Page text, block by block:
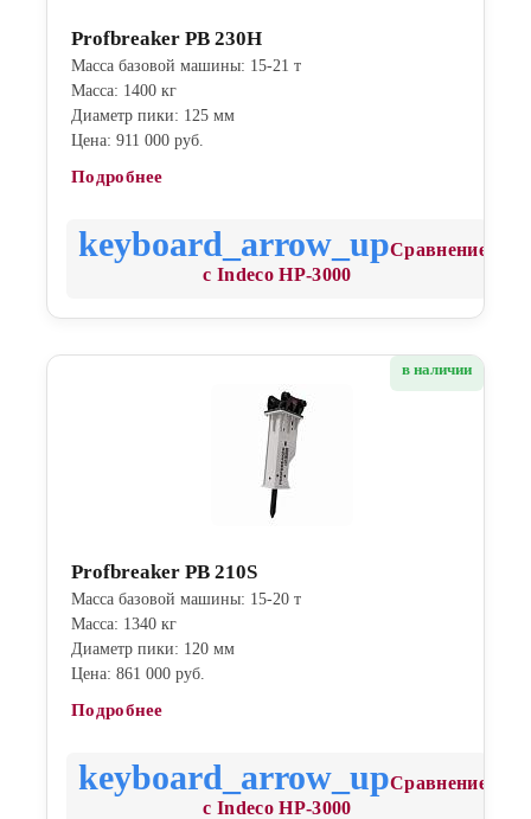
Profbreaker PB 230H
Масса базовой машины: 15-21 т
Масса: 1400 кг
Диаметр пики: 125 мм
Цена: 911 000 руб.
Подробнее
Сравнение
с Indeco HP-3000
в наличии
Profbreaker PB 210S
Масса базовой машины: 15-20 т
Масса: 1340 кг
Диаметр пики: 120 мм
Цена: 861 000 руб.
Подробнее
Сравнение
с Indeco HP-3000